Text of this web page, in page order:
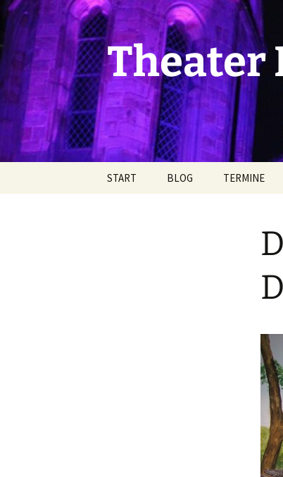
Zum
Inhalt
springen
Theater
START BLOG TERMINE